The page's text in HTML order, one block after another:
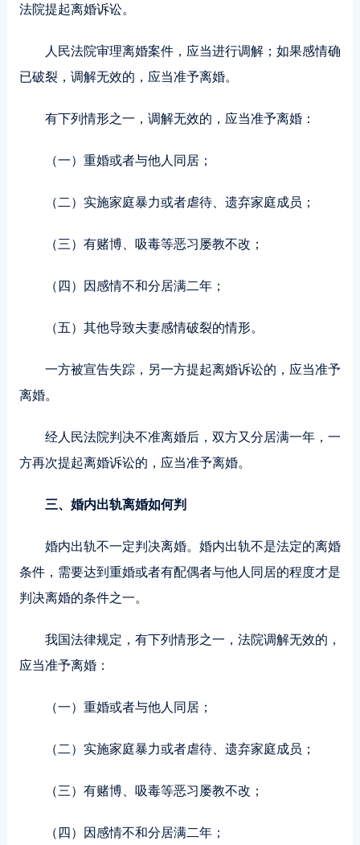
法院提起离婚诉讼。
人民法院审理离婚案件，应当进行调解；如果感情确
已破裂，调解无效的，应当准予离婚。
有下列情形之一，调解无效的，应当准予离婚：
（一）重婚或者与他人同居；
（二）实施家庭暴力或者虐待、遗弃家庭成员；
（三）有赌博、吸毒等恶习屡教不改；
（四）因感情不和分居满二年；
（五）其他导致夫妻感情破裂的情形。
一方被宣告失踪，另一方提起离婚诉讼的，应当准予
离婚。
经人民法院判决不准离婚后，双方又分居满一年，一
方再次提起离婚诉讼的，应当准予离婚。
三、婚内出轨离婚如何判
婚内出轨不一定判决离婚。婚内出轨不是法定的离婚
条件，需要达到重婚或者有配偶者与他人同居的程度才是
判决离婚的条件之一。
我国法律规定，有下列情形之一，法院调解无效的，
应当准予离婚：
（一）重婚或者与他人同居；
（二）实施家庭暴力或者虐待、遗弃家庭成员；
（三）有赌博、吸毒等恶习屡教不改；
（四）因感情不和分居满二年；